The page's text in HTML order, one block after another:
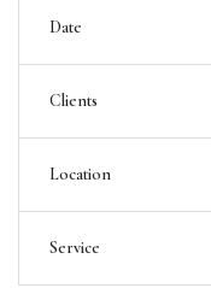
Date
Clients
Location
Service